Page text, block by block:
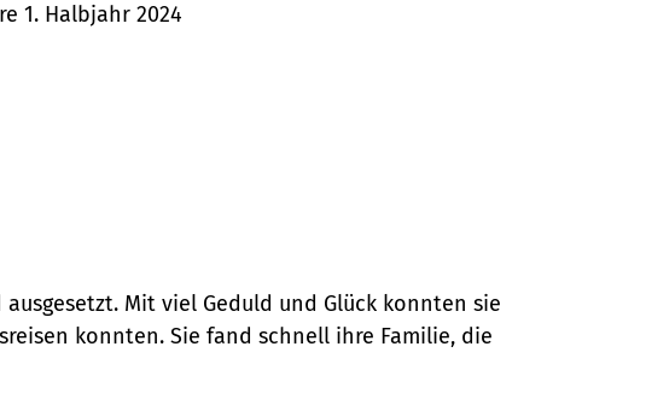
1. Halbjahr 2024
Mit viel Geduld und Glück konnten sie
konnten. Sie fand schnell ihre Familie, die